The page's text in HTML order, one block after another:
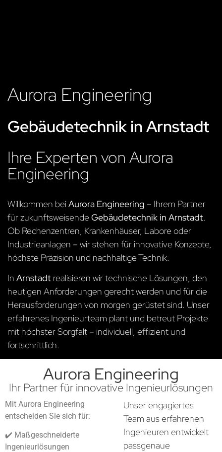
Aurora Engineering
Gebäudetechnik in Arnstadt
Ihre Experten von Aurora
Engineering
Willkommen beiAurora Engineering – Ihrem Partner
für zukunftsweisendeGebäudetechnik in Arnstadt.
Ob Rechenzentren, Krankenhäuser, Labore oder
Industrieanlagen – wir stehen für innovative Konzepte,
höchste Präzision und nachhaltige Technik.
In Arnstadt realisieren wir technische Lösungen, den
heutigen Anforderungen gerecht werden und für die
Herausforderungen von morgen gerüstet sind. Unser
erfahrenes Ingenieurteam plant und betreut Projekte
mit höchster Sorgfalt – individuell, effizient und
fortschrittlich.
Aurora Engineering
Ihr Partner für innovative Ingenieurlösungen
Mit Aurora Engineering
entscheiden Sie sich für:
✔️ Maßgeschneiderte
Ingenieurlösungen
Unser engagiertes
Team aus erfahrenen
Ingenieuren entwickelt
passgenaue